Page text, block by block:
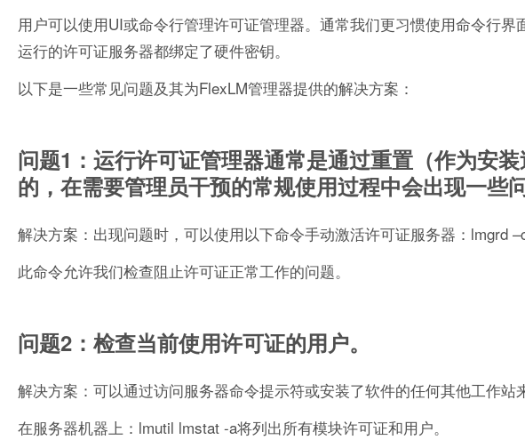
用户可以使用UI或命令行管理许可证管理器。通常我们更习惯使用命令行
运行的许可证服务器都绑定了硬件密钥。
以下是一些常见问题及其为FlexLM管理器提供的解决方案：
问题1：运行许可证管理器通常是通过重置（作为安
的，在需要管理员干预的常规使用过程中会出现一些问
解决方案：出现问题时，可以使用以下命令手动激活许可证服务器：lmgrd –c
此命令允许我们检查阻止许可证正常工作的问题。
问题2：检查当前使用许可证的用户。
解决方案：可以通过访问服务器命令提示符或安装了软件的任何其他工作站
在服务器机器上：lmutil lmstat -a将列出所有模块许可证和用户。